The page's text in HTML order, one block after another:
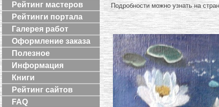
Рейтинг мастеров
Рейтинги портала
Галерея работ
Оформление заказа
Полезное
Информация
Книги
Рейтинг сайтов
FAQ
Подробности можно узнать на